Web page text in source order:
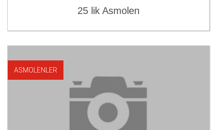
25 lik Asmolen
ASMOLENLER